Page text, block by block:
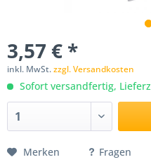
3,57 € *
inkl. MwSt.zzgl. Versandkosten
Sofort versandfertig,
Merken Fragen